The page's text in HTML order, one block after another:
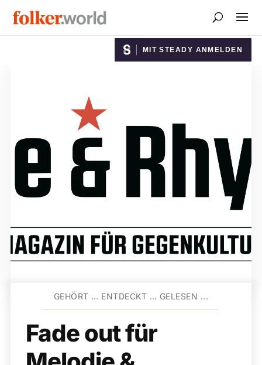
MIT STEADY ANMELDEN
GEHÖRT … ENTDECKT … GELESEN ...
Fade out für